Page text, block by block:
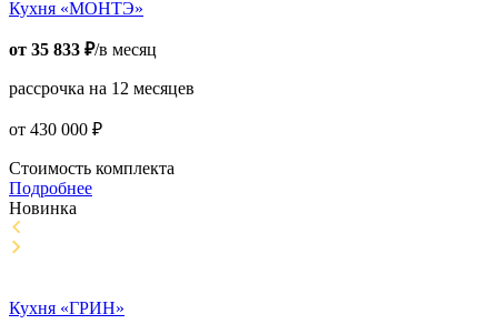
Кухня «МОНТЭ»
от 35 833 ₽/в месяц
рассрочка на 12 месяцев
от 430 000 ₽
Стоимость комплекта
Подробнее
Новинка
Кухня «ГРИН»